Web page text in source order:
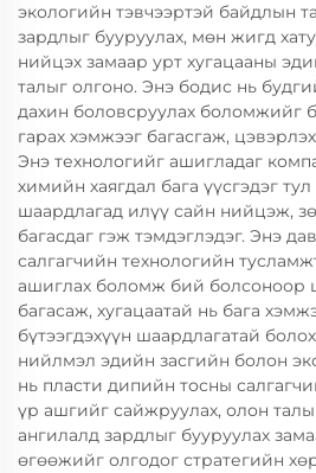
экологийн тэвчээртэй байдлын
зардлыг бууруулах, мөн жигд
нийцэх замаар урт хугацааны
талыг олгоно. Энэ бодис нь
дахин боловсруулах боломжийг
гарах хэмжээг багасгаж,
Энэ технологийг ашигладаг
химийн хаягдал бага үүсгэдэг
шаардлагад илүү сайн нийцэж,
багасдаг гэж тэмдэглэдэг. Энэ
салгагчийн технологийн
ашиглах боломж бий болсоноор
багасаж, хугацаатай нь бага
бүтээгдэхүүн шаардлагатай
нийлмэл эдийн засгийн болон
нь пласти дипийн тосны
үр ашгийг сайжруулах, олон
ангилалд зардлыг бууруулах
өгөөжийг олгодог стратегийн